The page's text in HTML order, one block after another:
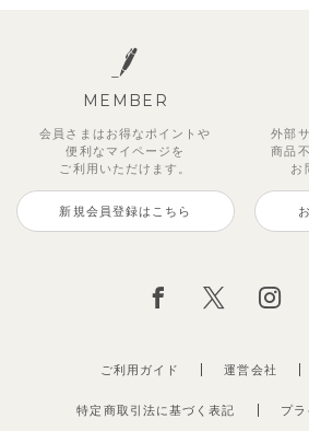
MEMBER
会員さまはお得なポイントや
便利な マイページを
ご利用いただけます。
新規会員登録はこちら
外部
商品
お
ご利用ガイド 運営会社
特定商取引法に基づく表記 プ